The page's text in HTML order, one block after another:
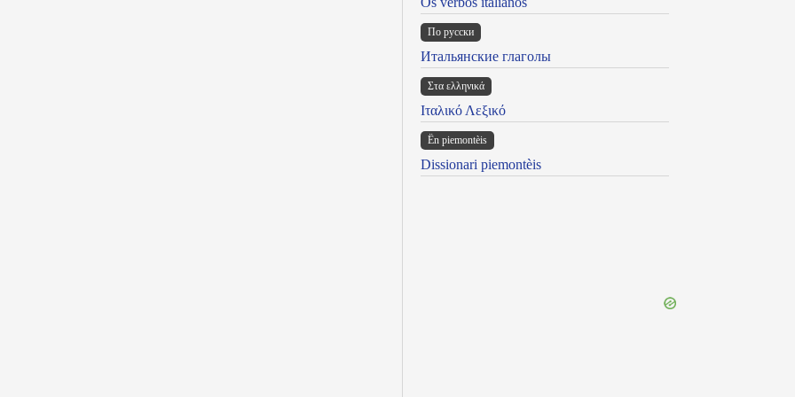
По русски
Итальянские глаголы
Στα ελληνικά
Ιταλικό Λεξικό
Ën piemontèis
Dissionari piemontèis